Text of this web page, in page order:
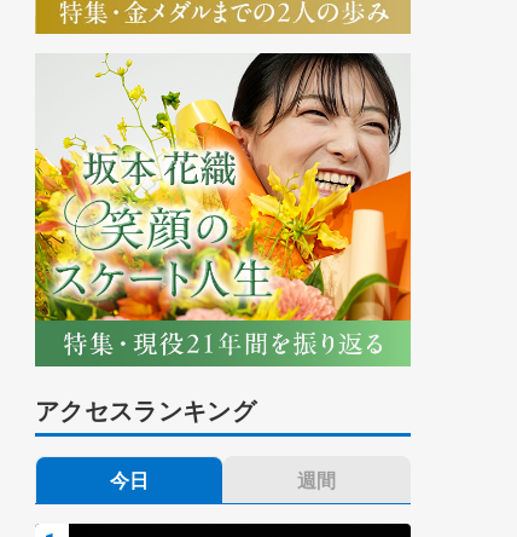
アクセスランキング
今日 週間